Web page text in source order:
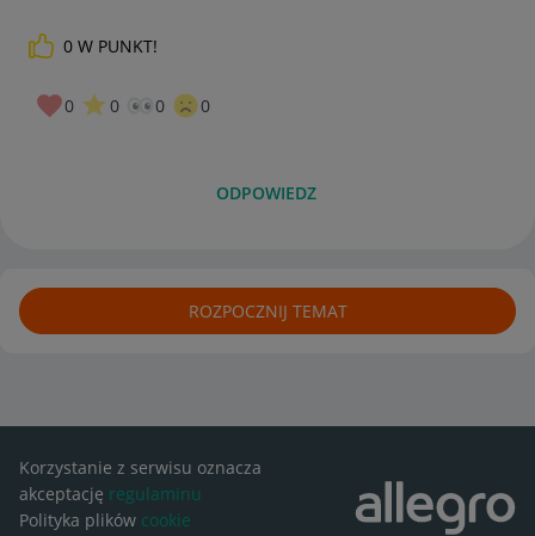
0 W PUNKT!
0 0 0 0
ODPOWIEDZ
ROZPOCZNIJ TEMAT
Korzystanie z serwisu oznacza
akceptację regulaminu
Polityka plików cookie